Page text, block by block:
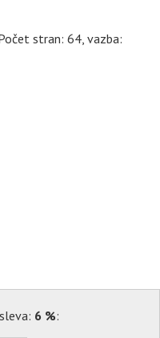
stran: 64, vazba:
6 %: